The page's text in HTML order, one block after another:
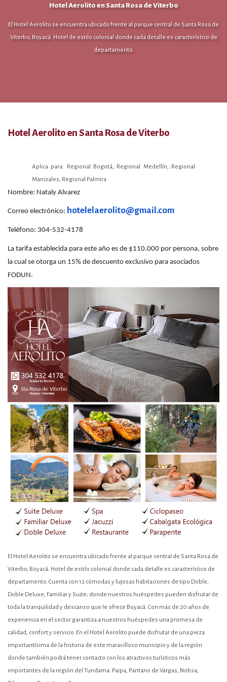
Hotel Aerolito en Santa Rosa de Viterbo
El Hotel Aerolito se encuentra ubicado frente al parque central de Santa Rosa de
Viterbo, Boyacá. Hotel de estilo colonial donde cada detalle es característico de
departamento.
Hotel Aerolito en Santa Rosa de Viterbo
Aplica para:
Regional Bogotá, Regional Medellín, Regional
Manizales, Regional Palmira
Nombre: Nataly Alvarez
Correo electrónico: hotelelaerolito@gmail.com
Teléfono: 304-532-4178
La tarifa establecida para este año es de $110.000 por persona, sobre
la cual se otorga un 15% de descuento exclusivo para asociados
FODUN.
El Hotel Aerolito se encuentra ubicado frente al parque central de Santa Rosa de
Viterbo, Boyacá. Hotel de estilo colonial donde cada detalle es característico de
departamento. Cuenta con 12 cómodas y lujosas habitaciones de tipo Doble,
Doble Deluxe, Familiar y Suite; donde nuestros huéspedes pueden disfrutar de
toda la tranquilidad y descanso que le ofrece Boyacá. Con más de 20 años de
experiencia en el sector garantiza a nuestros huéspedes una promesa de
calidad, confort y servicio. En el Hotel Aerolito puede disfrutar de una pieza
importantísima de la historia de este maravilloso municipio y de la región
donde también podrá tener contacto con los atractivos turísticos más
importantes de la región del Tundama: Paipa, Pantano de Vargas, Nobsa,